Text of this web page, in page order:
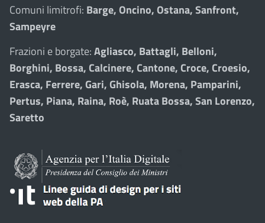
Comuni limitrofi: Barge, Oncino, Ostana, Sanfront,
Sampeyre
Frazioni e borgate:Agliasco, Battagli, Belloni,
Borghini, Bossa, Calcinere, Cantone, Croce, Croesio,
Erasca, Ferrere, Gari, Ghisola, Morena, Pamparini,
Pertus, Piana, Raina, Roè, Ruata Bossa, San Lorenzo,
Saretto